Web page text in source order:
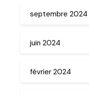
septembre 2024
juin 2024
février 2024